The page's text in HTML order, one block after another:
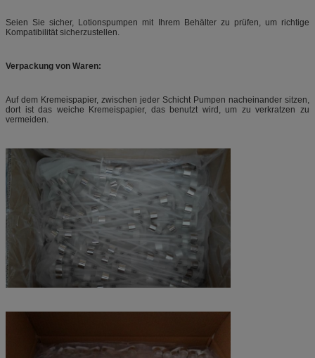
Seien Sie sicher, Lotionspumpen mit Ihrem Behälter zu prüfen, um richtige
Kompatibilität sicherzustellen.
Verpackung von Waren:
Auf dem Kremeispapier, zwischen jeder Schicht Pumpen nacheinander sitzen,
dort ist das weiche Kremeispapier, das benutzt wird, um zu verkratzen zu
vermeiden.